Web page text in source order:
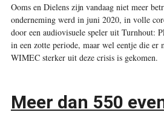
Ooms en Dielens zijn vandaag niet meer
onderneming werd in juni 2020, in volle
door een audiovisuele speler uit Turnhout:
in een zotte periode, maar wel eentje die er
WIMEC sterker uit deze crisis is gekomen.
Meer dan 550